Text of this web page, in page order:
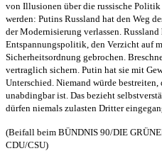
von Illusionen über die russische
werden: Putins Russland hat den Weg
der Modernisierung verlassen.
Entspannungspolitik, den Verzicht auf
Sicherheitsordnung gebrochen.
vertraglich sichern. Putin hat sie mit
Unterschied. Niemand würde
unabdingbar ist. Das bezieht
dürfen niemals zulasten Dritter
(Beifall beim BÜNDNIS 90/DIE
CDU/CSU)